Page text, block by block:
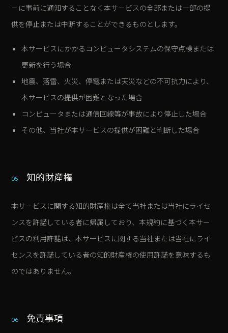
ーに事前に通知することなく本サービスの全部または一部の提
供を停止または中断することができるものとします。
本サービスにかかるコンピュータシステムの保守点検または
更新を行う場合
地震、落雷、火災、停電または天災などの不可抗力により、
本サービスの提供が困難となった場合
コンピュータまたは通信回線等が事故により停止した場合
その他、当社が本サービスの提供が困難と判断した場合
05 知的財産権
本サービスに関する知的財産権は全て当社または当社にライセ
ンスを許諾している者に帰属しており、本規約に基づく本サー
ビスの利用許諾は、本サービスに関する当社または当社にライ
センスを許諾している者の知的財産権の使用許諾を意味するも
のではありません。
06 免責事項